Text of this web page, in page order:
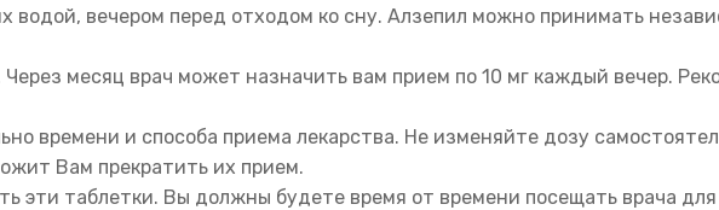
водой, вечером перед отходом ко сну. Алзепил можно принимать
месяц врач может назначить вам прием по 10 мг каждый вечер.
времени и способа приема лекарства. Не изменяйте дозу
Вам прекратить их прием.
эти таблетки. Вы должны будете время от времени посещать врача